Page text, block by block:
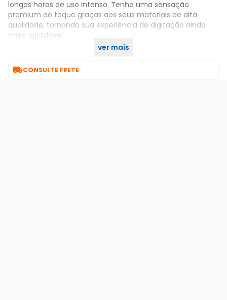
longas horas de uso intenso. Tenha uma sensação
premium ao toque graças aos seus materiais de alta
qualidade, tornando sua experiência de digitação ainda
mais agradável.
ver mais
CONSULTE FRETE